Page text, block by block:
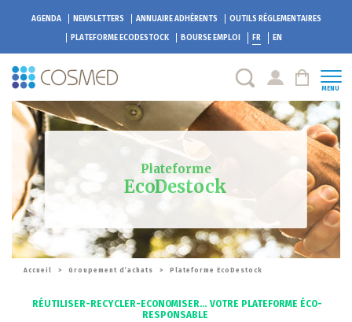
AGENDA NEWSLETTERS ANNUAIRE ADHÉRENTS
OUTILS RÉGLEMENTAIRES
PLATEFORME ECODESTOCK BOURSE EMPLOI FR EN
MENU
Plateforme
EcoDestock
Accueil > Groupement d’achats > Plateforme EcoDestock
RÉUTILISER-RECYCLER-ECONOMISER… VOTRE PLATEFORME ÉCO-
RESPONSABLE